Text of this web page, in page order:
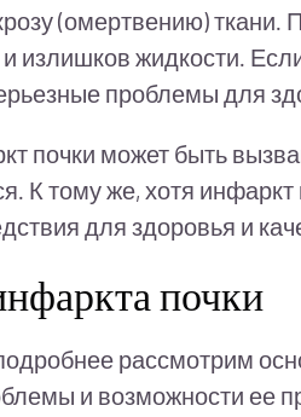
(омертвению)
излишков жидкости.
проблемы для
почки может быть
К тому же, хотя
для здоровья и
почки
рассмотрим
и возможности ее